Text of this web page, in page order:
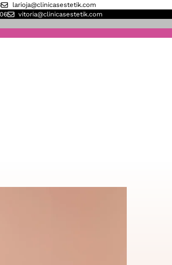
larioja@clinicasestetik.com
vitoria@clinicasestetik.com